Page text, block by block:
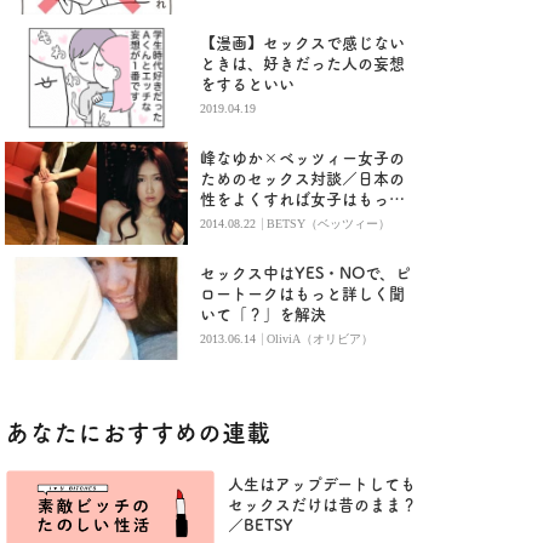
【漫画】セックスで感じない
ときは、好きだった人の妄想
をするといい
2019.04.19
峰なゆか×ベッツィー女子の
ためのセックス対談／日本の
性をよくすれば女子はもっと
下ネタが楽しめる（後編）
2014.08.22 | BETSY（ベッツィー）
セックス中はYES・NOで、ピ
ロートークはもっと詳しく聞
いて「？」を解決
2013.06.14 | OliviA（オリビア）
あなたにおすすめの連載
人生はアップデートしても
セックスだけは昔のまま？
／BETSY